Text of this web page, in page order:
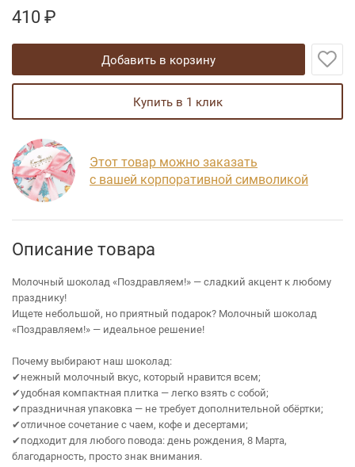
410 ₽
добавить в корзину
купить в 1 клик
Этот товар можно заказать
с вашей корпоративной символикой
Описание товара
Молочный шоколад «Поздравляем!» — сладкий акцент к любому
празднику!
Ищете небольшой, но приятный подарок? Молочный шоколад
«Поздравляем!» — идеальное решение!
Почему выбирают наш шоколад:
✔нежный молочный вкус, который нравится всем;
✔удобная компактная плитка — легко взять с собой;
✔праздничная упаковка — не требует дополнительной обёртки;
✔отличное сочетание с чаем, кофе и десертами;
✔подходит для любого повода: день рождения, 8 Марта,
благодарность, просто знак внимания.